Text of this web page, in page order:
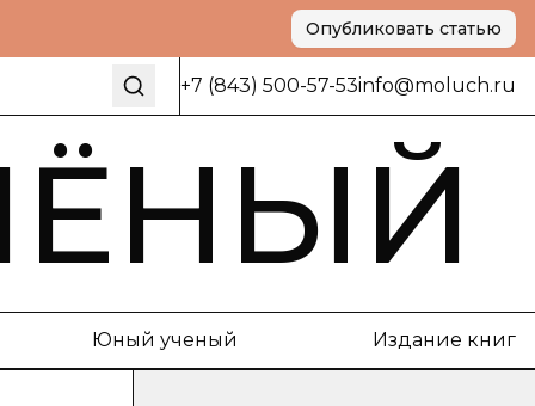
Опубликовать статью
+7 (843) 500-57-53info@moluch.ru
Юный ученый Издание книг